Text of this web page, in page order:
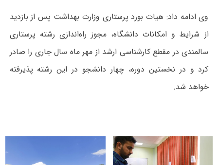
وی ادامه داد: هیات بورد پرستاری وزارت بهداشت پس از بازدید
از شرایط و امکانات دانشگاه، مجوز راه‌اندازی رشته پرستاری
سالمندی در مقطع کارشناسی ارشد از مهر ماه سال جاری را صادر
کرد و در نخستین دوره، چهار دانشجو در این رشته پذیرفته
خواهد شد.